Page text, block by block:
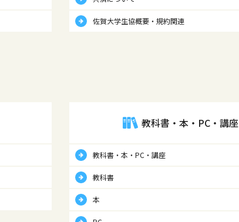
佐賀大学生協概要・規約関連
教科書・本・PC・講座
教科書・本・PC・講座
教科書
本